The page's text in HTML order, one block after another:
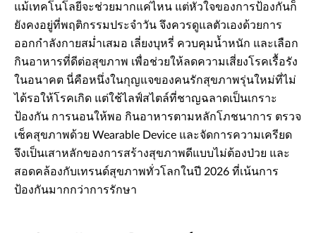
แม้เทคโนโลยีจะช่วยมากแค่ไหน แต่หัวใจของการป้องกันก็
ยังคงอยู่ที่พฤติกรรมประจำวัน จึงควรดูแลตัวเองด้วยการ
ออกกำลังกายสม่ำเสมอ เลี่ยงบุหรี่ ควบคุมน้ำหนัก และเลือก
กินอาหารที่ดีต่อสุขภาพ เพื่อช่วยให้ลดความเสี่ยงโรคเรื้อรัง
ในอนาคต นี่คือหนึ่งในกุญแจของคนรักสุขภาพรุ่นใหม่ที่ไม่
ได้รอให้โรคเกิด แต่ใช้ไลฟ์สไตล์ที่ชาญฉลาดเป็นเกราะ
ป้องกัน การนอนให้พอ กินอาหารตามหลักโภชนาการ ตรวจ
เช็คสุขภาพด้วย Wearable Device และจัดการความเครียด
จึงเป็นเสาหลักของการสร้างสุขภาพดีแบบไม่ต้องป่วย และ
สอดคล้องกับเทรนด์สุขภาพทั่วโลกในปี 2026 ที่เน้นการ
ป้องกันมากกว่าการรักษา